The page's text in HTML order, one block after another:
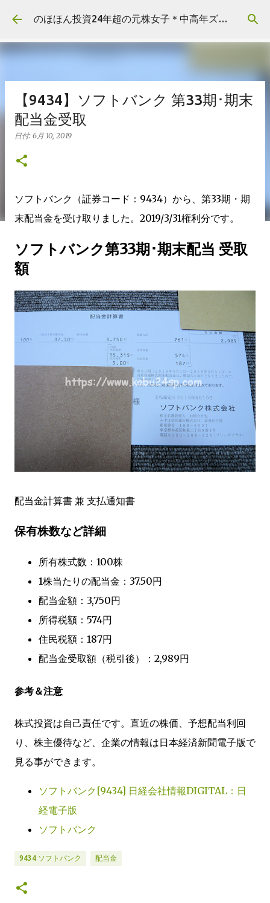
スキップしてメイン コンテンツに移動のほほん投資24年超の元株女子＊中高年ズボラ主婦の資産運用
【9434】ソフトバンク 第33期･期末
配当金受取
日付: 6月 10, 2019
ソフトバンク（証券コード：9434）から、第33期・期
末配当金を受け取りました。2019/3/31権利分です。
ソフトバンク第33期･期末配当 受取
額
配当金計算書 兼 支払通知書
保有株数など詳細
所有株式数：100株
1株当たりの配当金：37.50円
配当金額：3,750円
所得税額：574円
住民税額：187円
配当金受取額（税引後）：2,989円
参考＆注意
株式投資は自己責任です。直近の株価、予想配当利回
り、株主優待など、企業の情報は日本経済新聞電子版で
見る事ができます。
ソフトバンク[9434] 日経会社情報DIGITAL：日
経電子版
ソフトバンク
9434 ソフトバンク 配当金